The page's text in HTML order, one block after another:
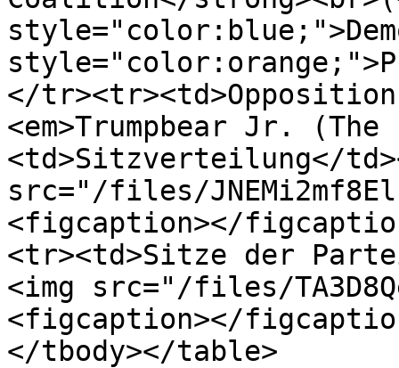
</
<em>Trumpbear Jr.
<td>Sitzverteilung</
src="/files/
<figcaption></
<tr><td>Sitze der
<img src="/files/
<figcaption></
</tbody></table>